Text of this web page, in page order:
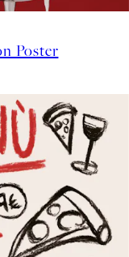
Poster